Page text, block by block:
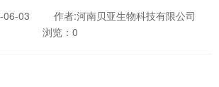
06-03
作者:河南贝亚生物科技有限公司
浏览： 0